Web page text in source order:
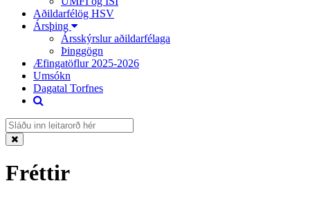
Aðildarfélög HSV
Ársþing
Ársskýrslur aðildarfélaga
Þinggögn
Æfingatöflur 2025-2026
Umsókn
Dagatal Torfnes
Fréttir